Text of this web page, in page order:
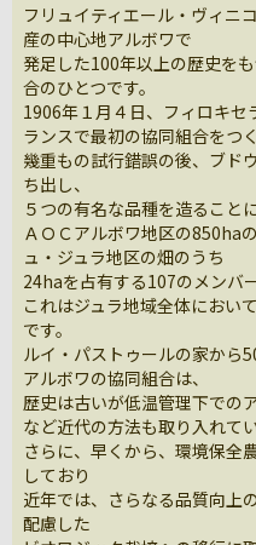
フリュイティエール・ヴィニ
産の中心地アルボワで
発足した100年以上の歴史を
合のひとつです。
1906年１月４日、フィロキセ
ランスで最初の協同組合をつ
幾重もの試行錯誤の後、ブド
ち出し、
５つの有名な品種を造ること
ＡＯＣアルボワ地区の850ha
ュ・ジュラ地区の畑のうち
24haを占有する107のメンバ
これはジュラ地域全体におい
です。
ルイ・パストゥールの家から
アルボワの協同組合は、
歴史は古いが低温管理下での
など近代の方法も取り入れてい
さらに、早くから、環境保全
しており
近年では、さらなる品質向上
配慮した